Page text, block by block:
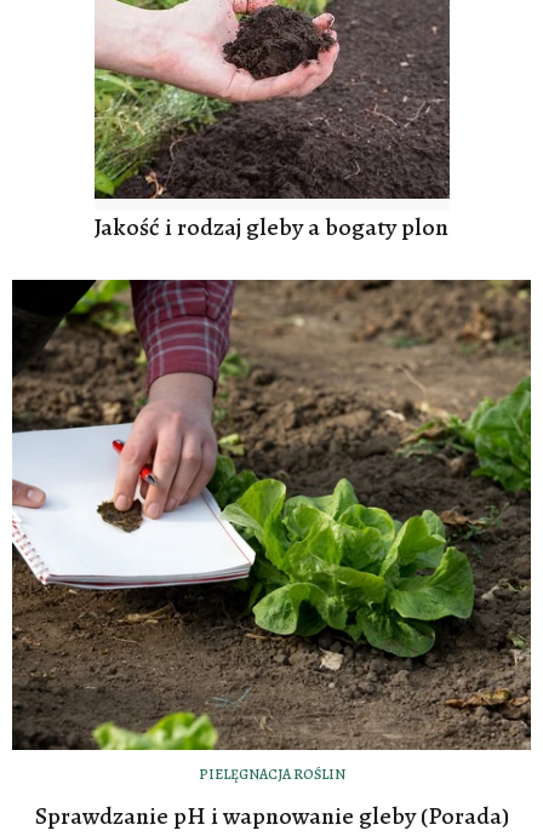
Jakość i rodzaj gleby a bogaty plon
PIELĘGNACJA ROŚLIN
Sprawdzanie pH i wapnowanie gleby (Porada)